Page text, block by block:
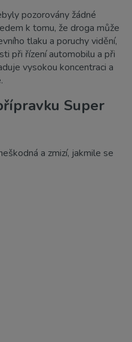
pozorovány žádné
k tomu, že droga může
tlaku a poruchy vidění,
při řízení automobilu a při
vysokou koncentraci a
Super
a zmizí, jakmile se